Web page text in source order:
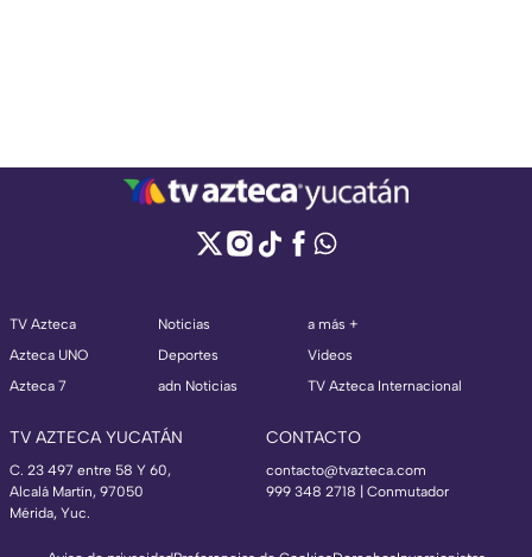
TV Azteca
Azteca UNO
Azteca 7
Noticias
Deportes
adn Noticias
a más +
Videos
TV Azteca Internacional
TV AZTECA YUCATÁN
C. 23 497 entre 58 Y 60,
Alcalá Martín, 97050
Mérida, Yuc.
CONTACTO
contacto@tvazteca.com
999 348 2718 | Conmutador